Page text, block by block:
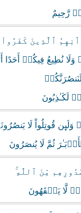
رَّحِيمٌ
ٱلَّذِينَ
نُطِيعُ فِيكُمۡ أَحَدًا
لَكَـٰذِبُونَ
قُوتِلُواْ لَا
ثُمَّ لَا يُنصَرُونَ
مِّنَ ٱللَّهِ‌ۚ
لَّا يَفۡقَهُونَ